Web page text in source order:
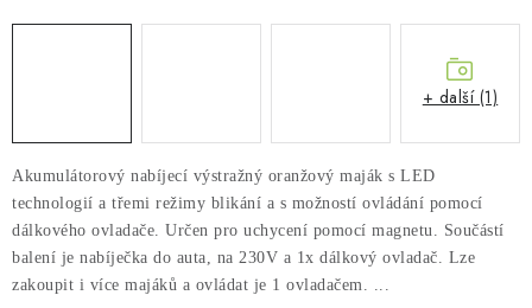
AUTOSTANY
CESTOVNÍ ZAVAZADLA
Akumulátorový nabíjecí výstražný oranžový maják s LED
technologií a třemi režimy blikání a s možností ovládání pomocí
dálkového ovladače. Určen pro uchycení pomocí magnetu. Součástí
balení je nabíječka do auta, na 230V a 1x dálkový ovladač. Lze
zakoupit i více majáků a ovládat je 1 ovladačem. ...
+ další (1)